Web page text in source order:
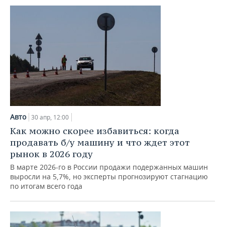
Авто 30 апр, 12:00
Как можно скорее избавиться: когда
продавать б/у машину и что ждет этот
рынок в 2026 году
В марте 2026-го в России продажи подержанных машин
выросли на 5,7%, но эксперты прогнозируют стагнацию
по итогам всего года